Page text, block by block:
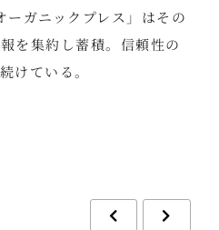
ーガニックプレス」はその
を集約し蓄積。信頼性の
けている。